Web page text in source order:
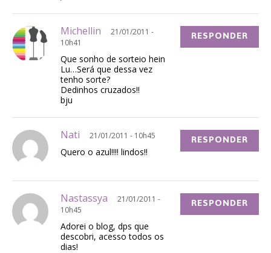
Michellin
21/01/2011 -
10h41
Que sonho de sorteio hein
Lu…Será que dessa vez
tenho sorte?
Dedinhos cruzados!!
bju
RESPONDER
Nati 21/01/2011 - 10h45
Quero o azul!!!! lindos!!
RESPONDER
Nastassya
21/01/2011 -
10h45
Adorei o blog, dps que
descobri, acesso todos os
dias!
RESPONDER